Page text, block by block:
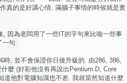
真的是好講心情, 滿腦子事情的時候就是實
因為老闆用了一些IT的字句來比喻一些事
一句:
, 並不會保證你日後升級的. 由286, 386,
麼 (好彩他沒有再說出Pentium D, Core
道他對電腦知識也不差. 我就當然知道什麼